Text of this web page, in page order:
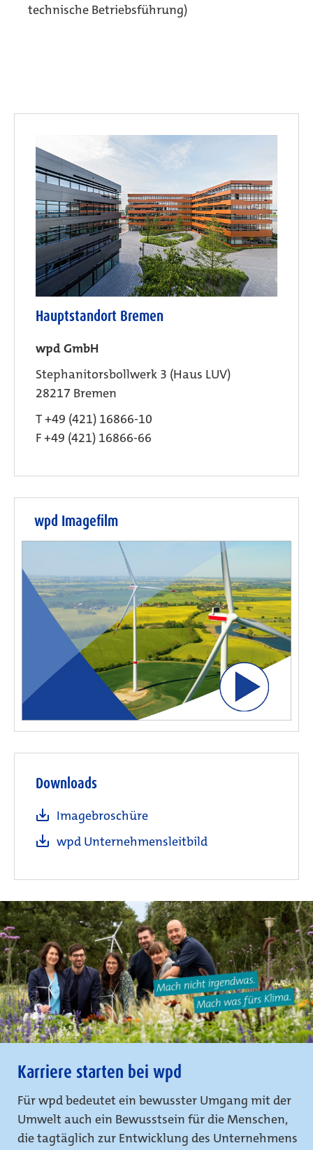
technische Betriebsführung)
Hauptstandort Bremen
wpd GmbH
Stephanitorsbollwerk 3 (Haus LUV)
28217 Bremen
T +49 (421) 16866-10
F +49 (421) 16866-66
wpd Imagefilm
Downloads
Imagebroschüre
wpd Unternehmensleitbild
Karriere starten bei wpd
Für wpd bedeutet ein bewusster Umgang mit der
Umwelt auch ein Bewusstsein für die Menschen,
die tagtäglich zur Entwicklung des Unternehmens